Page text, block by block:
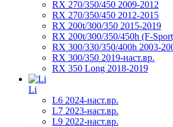
RX 270/350/450 2009-2012
RX 270/350/450 2012-2015
RX 200t/300/350 2015-2019
RX 200t/300/350/450h (F-
RX 300/330/350/400h 2003-
RX 300/350 2019-наст.вр.
RX 350 Long 2018-2019
Li
L6 2024-наст.вр.
L7 2023-наст.вр.
L9 2022-наст.вр.